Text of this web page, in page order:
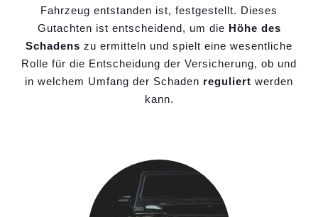
Fahrzeug entstanden ist, festgestellt. Dieses
Gutachten ist entscheidend, um die Höhe des
Schadens zu ermitteln und spielt eine wesentliche
Rolle für die Entscheidung der Versicherung, ob und
in welchem Umfang der Schaden reguliert werden
kann.